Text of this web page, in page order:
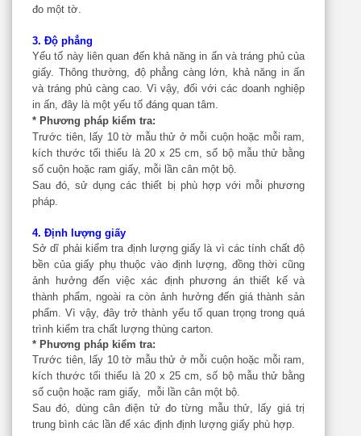
đo một tờ.
3. Độ phẳng
Yếu tố này liên quan đến khả năng in ấn và tráng phủ của
giấy. Thông thường, độ phẳng càng lớn, khả năng in ấn
và tráng phủ càng cao. Vì vậy, đối với các doanh nghiệp
in ấn, đây là một yếu tố đáng quan tâm.
* Phương pháp kiểm tra:
Trước tiên, lấy 10 tờ mẫu thử ở mỗi cuộn hoặc mỗi ram,
kích thước tối thiểu là 20 x 25 cm, số bộ mẫu thử bằng
số cuộn hoặc ram giấy, mỗi lần cân một bộ.
Sau đó, sử dụng các thiết bị phù hợp với mỗi phương
pháp.
4. Định lượng giấy
Sở dĩ phải kiểm tra định lượng giấy là vì các tính chất độ
bền của giấy phụ thuộc vào định lượng, đồng thời cũng
ảnh hưởng đến việc xác định phương án thiết kế và
thành phẩm, ngoài ra còn ảnh hưởng đến giá thành sản
phẩm. Vì vậy, đây trở thành yếu tố quan trọng trong quá
trình kiểm tra chất lượng thùng carton.
* Phương pháp kiểm tra:
Trước tiên, lấy 10 tờ mẫu thử ở mỗi cuộn hoặc mỗi ram,
kích thước tối thiểu là 20 x 25 cm, số bộ mẫu thử bằng
số cuộn hoặc ram giấy, mỗi lần cân một bộ.
Sau đó, dùng cân điện tử đo từng mẫu thử, lấy giá trị
trung bình các lần để xác định định lượng giấy phù hợp.